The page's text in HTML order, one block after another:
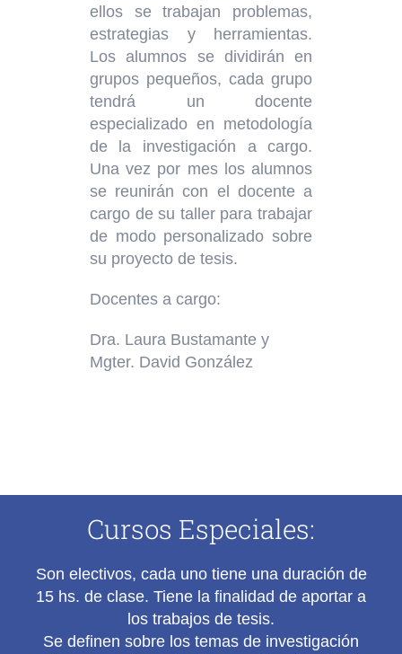
ellos se trabajan problemas,
estrategias y herramientas.
Los alumnos se dividirán en
grupos pequeños, cada grupo
tendrá un docente
especializado en metodología
de la investigación a cargo.
Una vez por mes los alumnos
se reunirán con el docente a
cargo de su taller para trabajar
de modo personalizado sobre
su proyecto de tesis.
Docentes a cargo:
Dra. Laura Bustamante y
Mgter. David González
Cursos Especiales:
Son electivos, cada uno tiene una duración de
15 hs. de clase. Tiene la finalidad de aportar a
los trabajos de tesis.
Se definen sobre los temas de investigación